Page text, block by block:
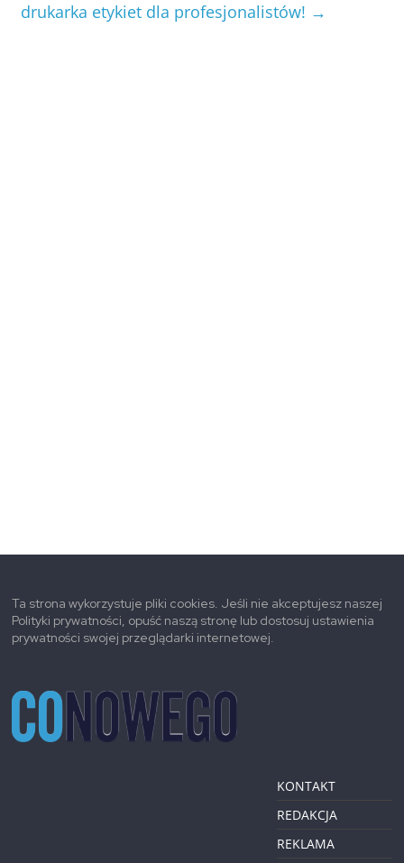
drukarka etykiet dla profesjonalistów! →
Ta strona wykorzystuje pliki cookies. Jeśli nie akceptujesz naszej
Polityki prywatności, opuść naszą stronę lub dostosuj ustawienia
prywatności swojej przeglądarki internetowej.
KONTAKT
REDAKCJA
REKLAMA